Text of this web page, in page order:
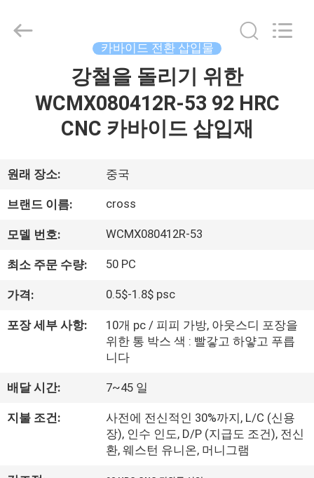
소
개
회
사
소
공
장
2025
카바이드 전환 삽입물
강철을 돌리기 위한
WCMX080412R-53 92 HRC
CNC 카바이드 삽입재
원래 장소: 중국
브랜드 이름: cross
모델 번호: WCMX080412R-53
최소 주문 수량: 50 PC
가격: 0.5$-1.8$ psc
포장 세부 사항:
10개 pc / 피피 가방, 아웃스디 포장을
위한 통 박스 색 : 빨갛고 하얗고 푸릅
니다
배달 시간: 7~45 일
지불 조건:
사전에 전신적인 30%까지, L/C (신용
장), 인수 인도, D/P (지급도 조건), 전신
환, 웨스턴 유니온, 머니그램